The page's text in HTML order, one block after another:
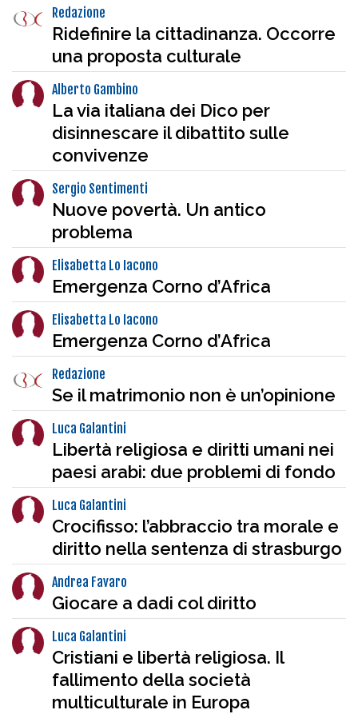
Redazione
Ridefinire la cittadinanza. Occorre
una proposta culturale
Alberto Gambino
La via italiana dei Dico per
disinnescare il dibattito sulle
convivenze
Sergio Sentimenti
Nuove povertà. Un antico
problema
Elisabetta Lo Iacono
Emergenza Corno d’Africa
Elisabetta Lo Iacono
Emergenza Corno d’Africa
Redazione
Se il matrimonio non è un’opinione
Luca Galantini
Libertà religiosa e diritti umani nei
paesi arabi: due problemi di fondo
Luca Galantini
Crocifisso: l’abbraccio tra morale e
diritto nella sentenza di strasburgo
Andrea Favaro
Giocare a dadi col diritto
Luca Galantini
Cristiani e libertà religiosa. Il
fallimento della società
multiculturale in Europa